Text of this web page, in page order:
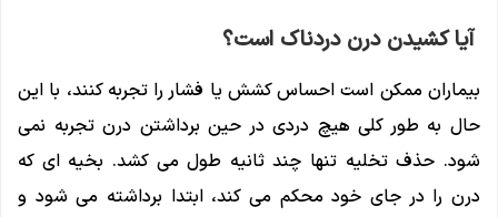
آیا کشیدن درن دردناک است؟
بیماران ممکن است احساس کشش یا فشار را تجربه کنند، با این
حال به طور کلی هیچ دردی در حین برداشتن درن تجربه نمی
شود. حذف تخلیه تنها چند ثانیه طول می کشد. بخیه ای که
درن را در جای خود محکم می کند، ابتدا برداشته می شود و